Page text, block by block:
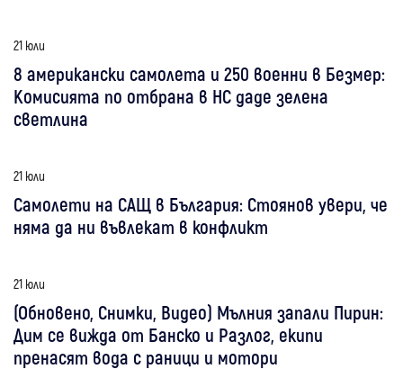
21 юли
8 американски самолета и 250 военни в Безмер:
Комисията по отбрана в НС даде зелена
светлина
21 юли
Самолети на САЩ в България: Стоянов увери, че
няма да ни въвлекат в конфликт
21 юли
(Обновено, Снимки, Видео) Мълния запали Пирин:
Дим се вижда от Банско и Разлог, екипи
пренасят вода с раници и мотори